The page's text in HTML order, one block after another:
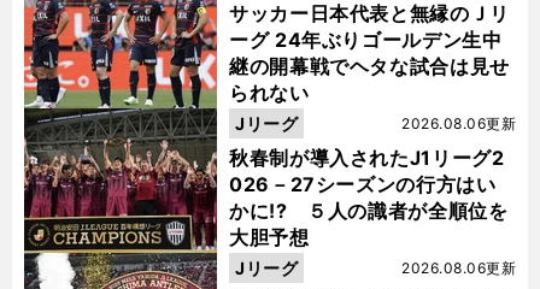
サッカー日本代表と無縁のＪリ
ーグ 24年ぶりゴールデン生中
継の開幕戦でヘタな試合は見せ
られない
秋春制が導入されたJ1リーグ2
026－27シーズンの行方はい
かに!? ５人の識者が全順位を
大胆予想
2026.08.06更新
Jリーグ
2026.08.06更新
Jリーグ